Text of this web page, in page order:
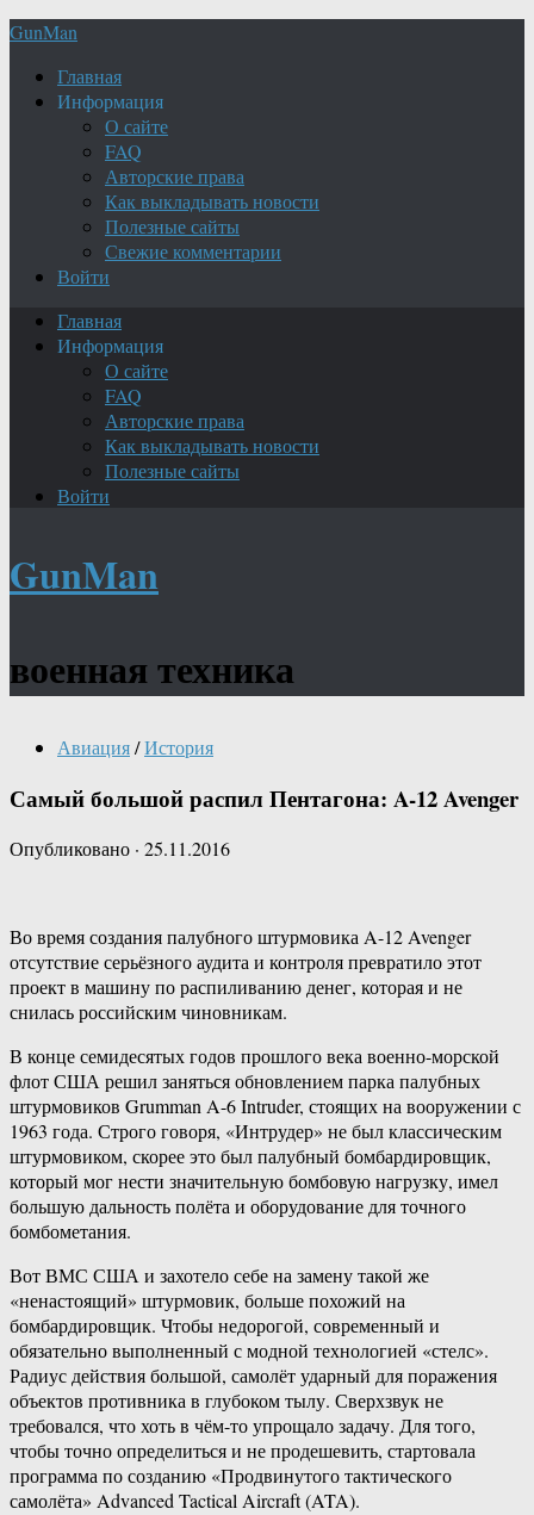
GunMan
Главная
Информация
О сайте
FAQ
Авторские права
Как выкладывать новости
Полезные сайты
Свежие комментарии
Войти
Главная
Информация
О сайте
FAQ
Авторские права
Как выкладывать новости
Полезные сайты
Войти
GunMan
военная техника
Авиация/История
Самый большой распил Пентагона: A-12 Avenger
Опубликовано · 25.11.2016
Во время создания палубного штурмовика A-12 Avenger
отсутствие серьёзного аудита и контроля превратило этот
проект в машину по распиливанию денег, которая и не
снилась российским чиновникам.
В конце семидесятых годов прошлого века военно-морской
флот США решил заняться обновлением парка палубных
штурмовиков Grumman A-6 Intruder, стоящих на вооружении с
1963 года. Строго говоря, «Интрудер» не был классическим
штурмовиком, скорее это был палубный бомбардировщик,
который мог нести значительную бомбовую нагрузку, имел
большую дальность полёта и оборудование для точного
бомбометания.
Вот ВМС США и захотело себе на замену такой же
«ненастоящий» штурмовик, больше похожий на
бомбардировщик. Чтобы недорогой, современный и
обязательно выполненный с модной технологией «стелс».
Радиус действия большой, самолёт ударный для поражения
объектов противника в глубоком тылу. Сверхзвук не
требовался, что хоть в чём-то упрощало задачу. Для того,
чтобы точно определиться и не продешевить, стартовала
программа по созданию «Продвинутого тактического
самолёта» Advanced Tactical Aircraft (ATA).